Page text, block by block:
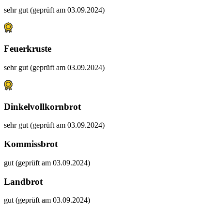
sehr gut (geprüft am 03.09.2024)
Feuerkruste
sehr gut (geprüft am 03.09.2024)
Dinkelvollkornbrot
sehr gut (geprüft am 03.09.2024)
Kommissbrot
gut (geprüft am 03.09.2024)
Landbrot
gut (geprüft am 03.09.2024)